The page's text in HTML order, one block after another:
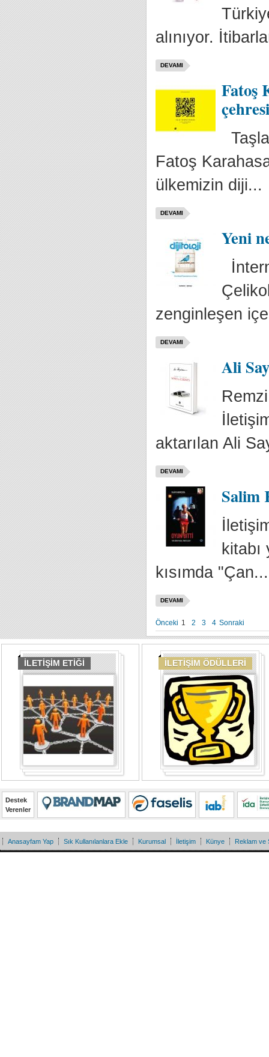
alınıyor.
DEVAMI
Fatoş
çehresi
Fatoş
ülkemizin diji...
DEVAMI
Yeni
zenginleşen
DEVAMI
Ali
aktarılan Ali
DEVAMI
Salim
kısımda "Çan...
DEVAMI
Önceki 1 2 3 4 Sonraki
İLETİŞİM ETİĞİ İLETİŞİM ÖDÜLLERİ
Destek
Verenler
Anasayfam Yap Sık Kullanılanlara Ekle Kurumsal İletişim Künye Reklam ve